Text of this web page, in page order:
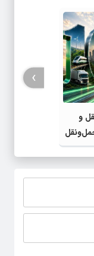
و
›